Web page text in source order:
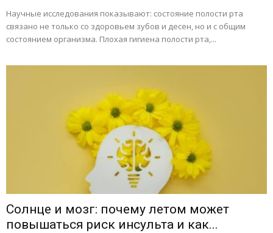
Научные исследования показывают: состояние полости рта
связано не только со здоровьем зубов и десен, но и с общим
состоянием организма. Плохая гигиена полости рта,...
Солнце и мозг: почему летом может
повышаться риск инсульта и как...